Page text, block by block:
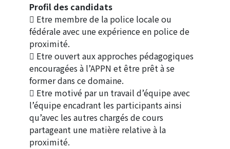
Profil des candidats
 Etre membre de la police locale ou
fédérale avec une expérience en police de
proximité.
 Etre ouvert aux approches pédagogiques
encouragées à l’APPN et être prêt à se
former dans ce domaine.
 Etre motivé par un travail d’équipe avec
l’équipe encadrant les participants ainsi
qu’avec les autres chargés de cours
partageant une matière relative à la
proximité.